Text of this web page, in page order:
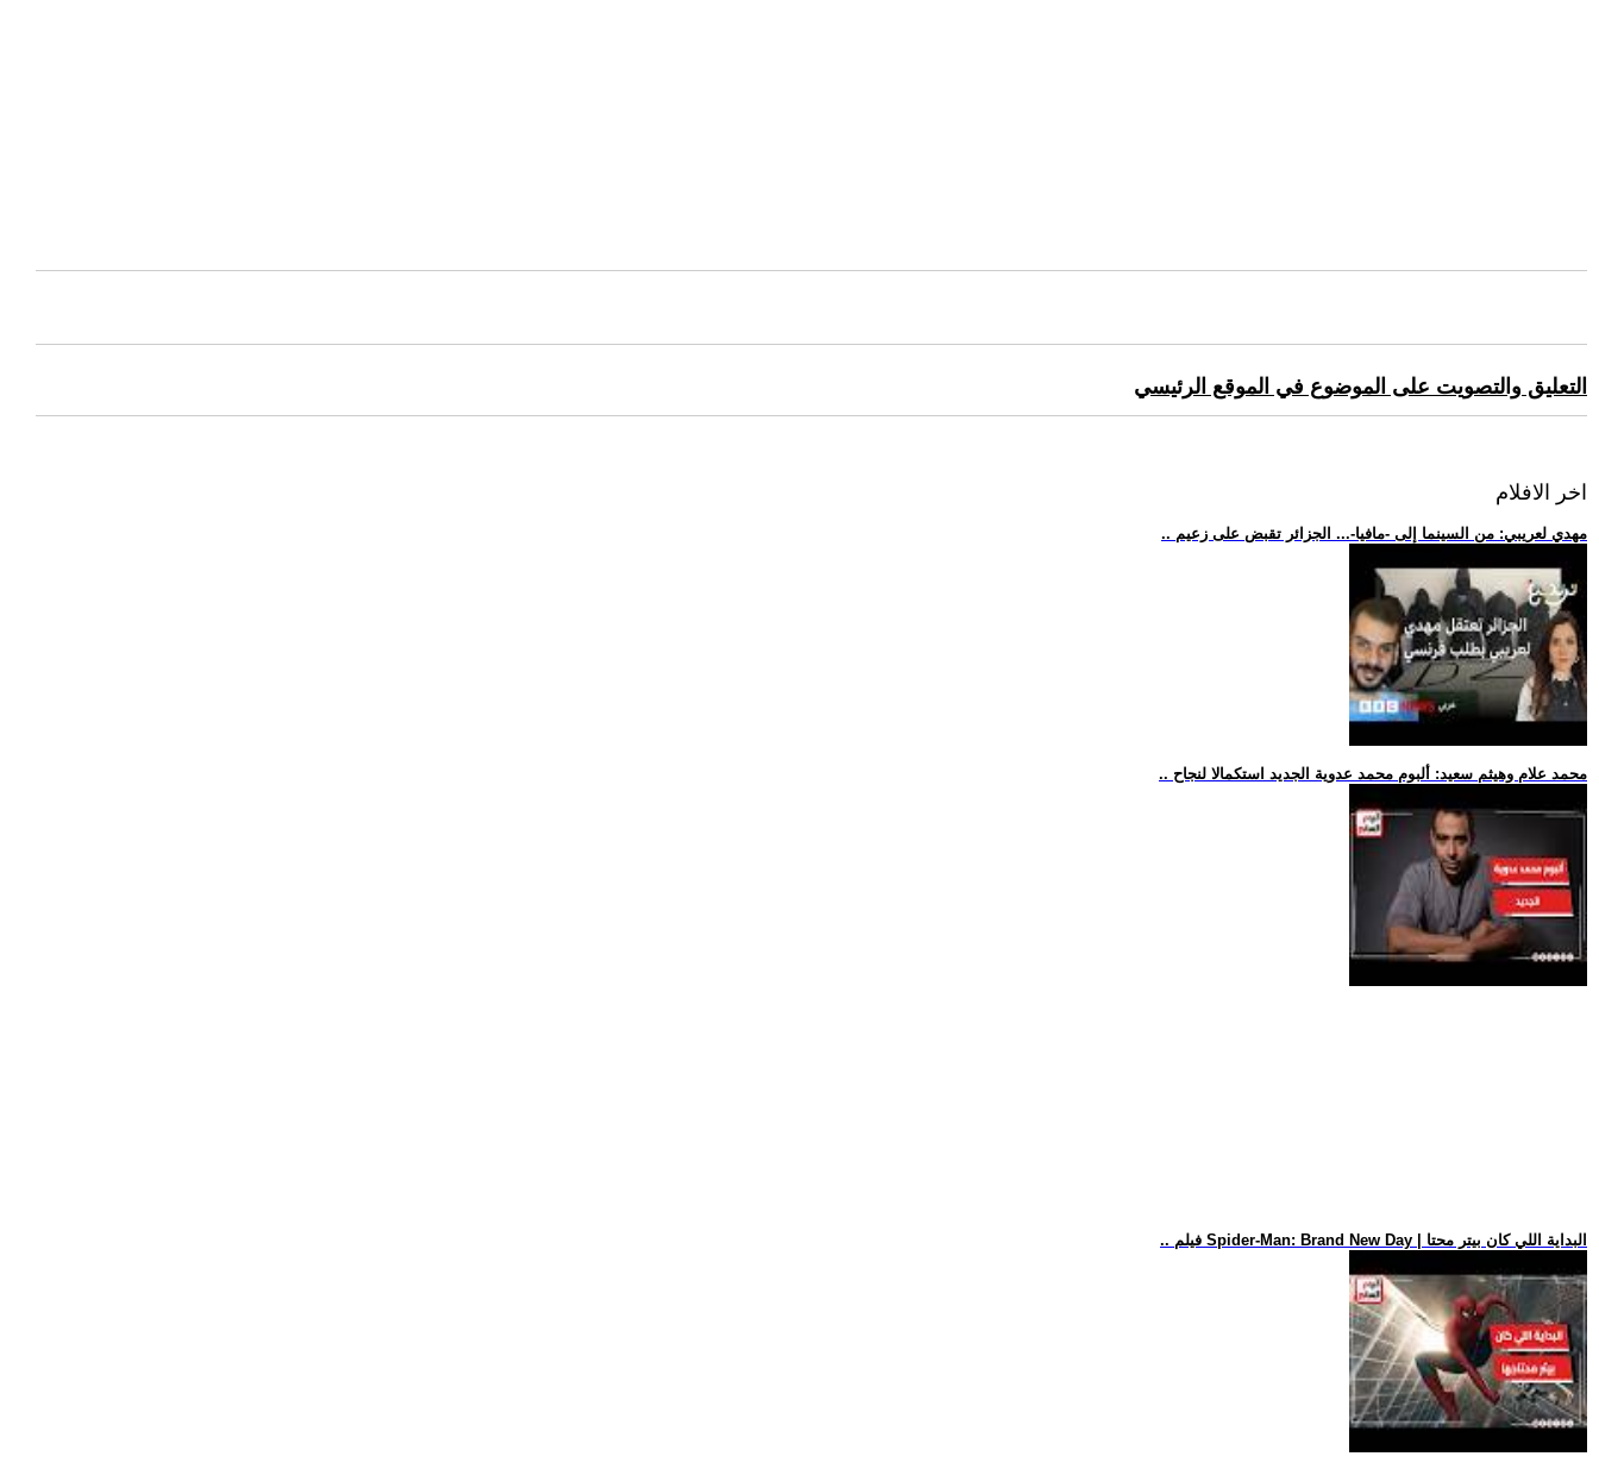
التعليق والتصويت على الموضوع في الموقع الرئيسي
اخر الافلام
.. مهدي لعريبي: من السينما إلى -مافيا-... الجزائر تقبض على زعيم
.. محمد علام وهيثم سعيد: ألبوم محمد عدوية الجديد استكمالا لنجاح
.. فيلم Spider-Man: Brand New Day | البداية اللي كان بيتر محتا